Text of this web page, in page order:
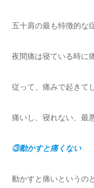
五十肩の最も特徴的な
夜間痛は寝ている時に
従って、痛みで起きて
痛いし、寝れない、最
③動かすと痛くない
動かすと痛いというの